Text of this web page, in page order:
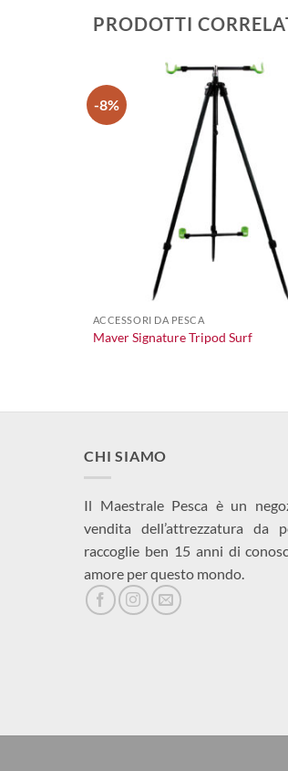
PRODOTTI
-8%
ACCESSORI DA PESCA
Maver Signature Tripod Surf
CHI SIAMO
Il Maestrale Pesca è un
vendita dell’attrezzatura da
raccoglie ben 15 anni di
amore per questo mondo.